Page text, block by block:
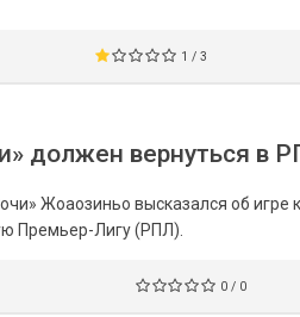
1 / 3
должен вернуться в
Жоаозиньо высказался об
Премьер-Лигу (РПЛ).
0 / 0